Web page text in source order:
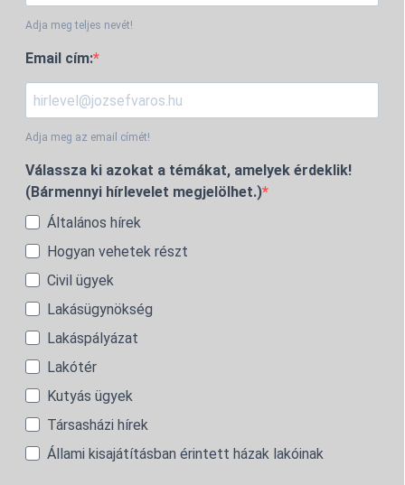
Adja meg teljes nevét!
Email cím:
Adja meg az email címét!
Válassza ki azokat a témákat, amelyek érdeklik!
(Bármennyi hírlevelet megjelölhet.)
Általános hírek
Hogyan vehetek részt
Civil ügyek
Lakásügynökség
Lakáspályázat
Lakótér
Kutyás ügyek
Társasházi hírek
Állami kisajátításban érintett házak lakóinak